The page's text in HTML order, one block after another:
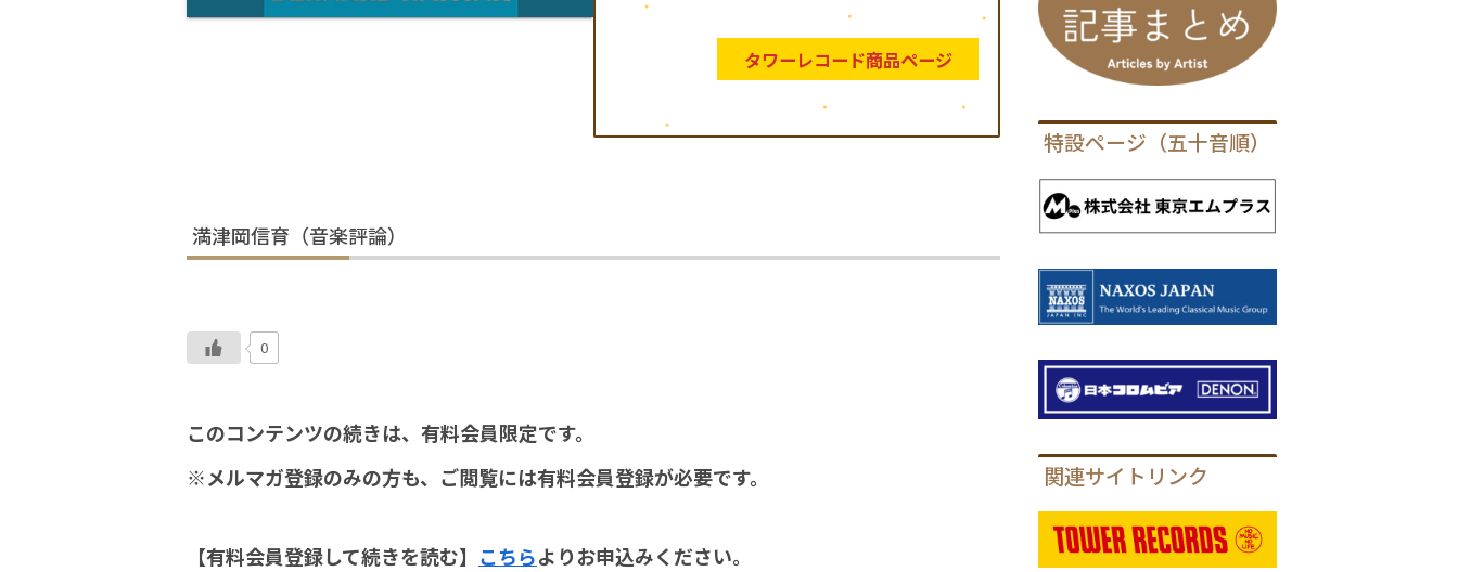
タワーレコード商品ページ
満津岡信育（音楽評論）
0
このコンテンツの続きは、有料会員限定です。
※メルマガ登録のみの方も、ご閲覧には有料会員登録が必要です。
【有料会員登録して続きを読む】 こちらよりお申込みください。
特設ページ（五十音順）
関連サイトリンク